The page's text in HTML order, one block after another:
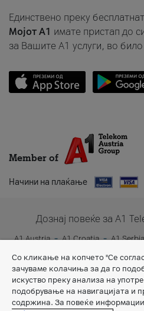
Единствено преку
Мојот A1 имате пристап до
за Вашите A1 услуги, во
Member of
Начини на плаќање
Дознај повеќе за A1
A1 Austria A1 Croatia A1 Serbia
Со кликање на копчето "Се
зачуваме колачиња за да го
искуство преку анализа на
подобрување на навигацијата и
содржина. За повеќе